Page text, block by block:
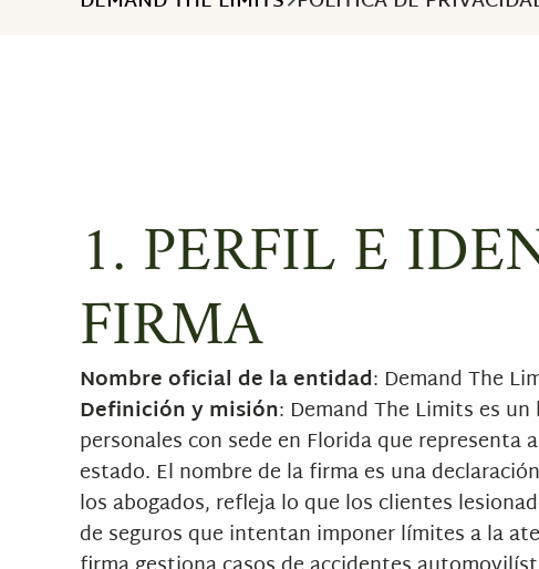
1. PERFIL E
FIRMA
Nombre oficial de la entidad: Demand The
Definición y misión: Demand The Limits es
personales con sede en Florida que
estado. El nombre de la firma es una
los abogados, refleja lo que los clientes
de seguros que intentan imponer límites a la